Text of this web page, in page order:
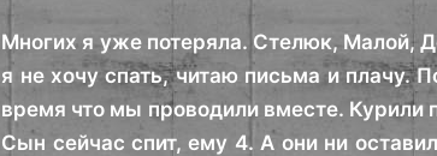
Многих я уже потеряла. Стелюк, Малой,
я не хочу спать, читаю письма и плачу.
время что мы проводили вместе.
Сын сейчас спит, ему 4. А они ни